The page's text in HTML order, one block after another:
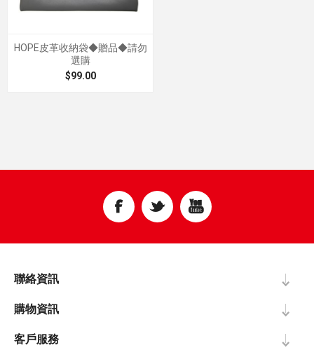
HOPE皮革收納袋◆贈品◆請勿
選購
$99.00
聯絡資訊
購物資訊
客戶服務